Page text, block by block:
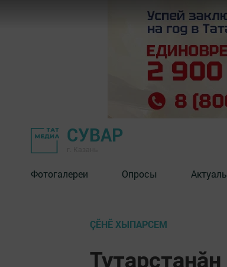
СУВАР
Фотогалереи Опросы
ÇӖНӖ ХЫПАРСЕМ